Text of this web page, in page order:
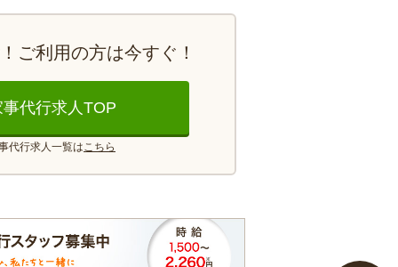
ご利用の方は今すぐ！
事代行求人TOP
代行求人一覧はこちら